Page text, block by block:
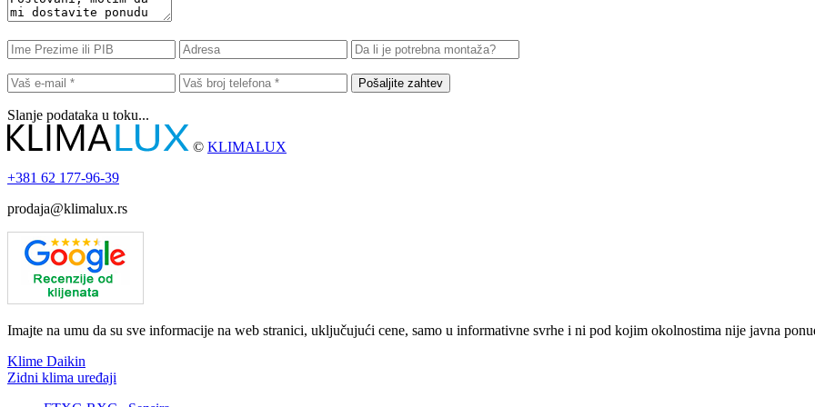
Pošaljite zahtev
Slanje podataka u toku...
© KLIMALUX
+381 62 177-96-39
prodaja@klimalux.rs
Imajte na umu da su sve informacije na web stranici, uključujući cene, samo u informativne svrhe i ni pod kojim okolnostima nije javna
Klime Daikin
Zidni klima uređaji